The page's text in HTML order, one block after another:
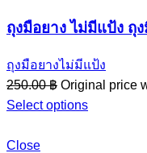
ถุงมือยาง ไม่มีแป้ง ถุ
ถุงมือยางไม่มีแป้ง
250.00฿ Original price
Select options
Close